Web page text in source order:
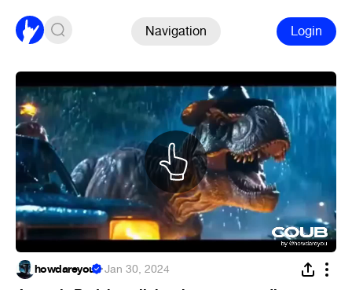
Navigation Login
howdareyou ·Jan 30, 2024